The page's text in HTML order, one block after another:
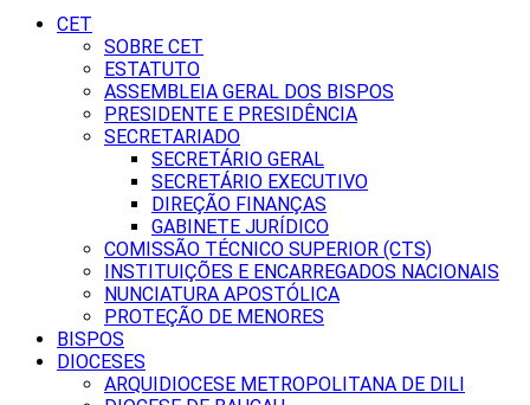
CET
SOBRE CET
ESTATUTO
ASSEMBLEIA GERAL DOS BISPOS
PRESIDENTE E PRESIDÊNCIA
SECRETARIADO
SECRETÁRIO GERAL
SECRETÁRIO EXECUTIVO
DIREÇÃO FINANÇAS
GABINETE JURÍDICO
COMISSÃO TÉCNICO SUPERIOR (CTS)
INSTITUIÇÕES E ENCARREGADOS NACIONAIS
NUNCIATURA APOSTÓLICA
PROTEÇÃO DE MENORES
BISPOS
DIOCESES
ARQUIDIOCESE METROPOLITANA DE DILI